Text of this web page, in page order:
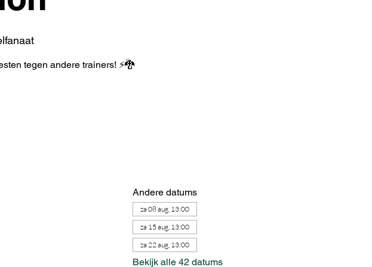
tegen andere trainers! ⚡🐉
Andere datums
za 08 aug, 13:00
za 15 aug, 13:00
za 22 aug, 13:00
Bekijk alle 42 datums